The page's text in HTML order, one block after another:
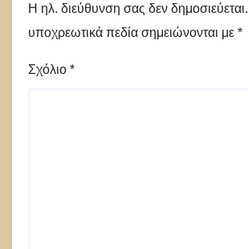
Η ηλ. διεύθυνση σας δεν δημοσιεύεται.
υποχρεωτικά πεδία σημειώνονται με *
Σχόλιο *